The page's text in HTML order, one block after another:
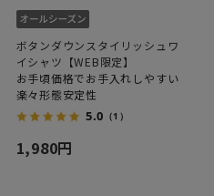
ボタンダウンスタイリッシュワ
イシャツ【WEB限定】
お手頃価格でお手入れしやすい
楽々形態安定性
5.0 （1）
1,980円